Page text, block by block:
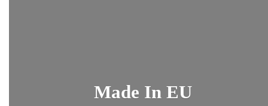
Made In EU